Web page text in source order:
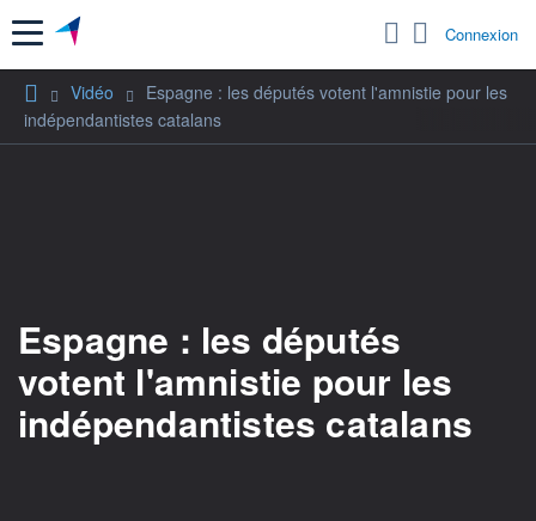
Menu Connexion
Vidéo
Espagne : les députés votent l'amnistie pour les
indépendantistes catalans
Espagne : les députés
votent l'amnistie pour les
indépendantistes catalans